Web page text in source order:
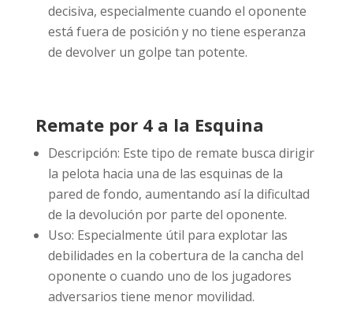
decisiva, especialmente cuando el oponente
está fuera de posición y no tiene esperanza
de devolver un golpe tan potente.
Remate por 4 a la Esquina
Descripción: Este tipo de remate busca dirigir
la pelota hacia una de las esquinas de la
pared de fondo, aumentando así la dificultad
de la devolución por parte del oponente.
Uso: Especialmente útil para explotar las
debilidades en la cobertura de la cancha del
oponente o cuando uno de los jugadores
adversarios tiene menor movilidad.